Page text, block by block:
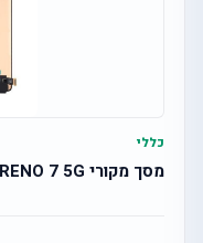
כללי
מסך מקורי Oppo RENO 7 5G